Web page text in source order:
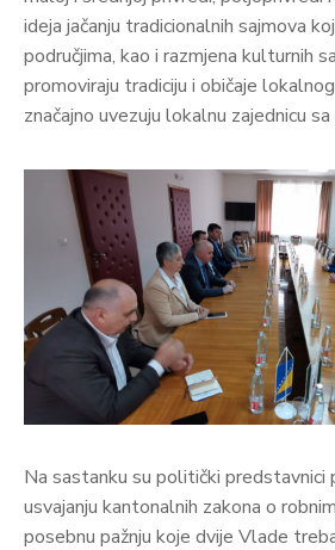
ideja jačanju tradicionalnih sajmova
područjima, kao i razmjena kulturnih
promoviraju tradiciju i običaje
značajno uvezuju lokalnu zajednicu
Na sastanku su politički predstavnici
usvajanju kantonalnih zakona o
posebnu pažnju koje dvije Vlade